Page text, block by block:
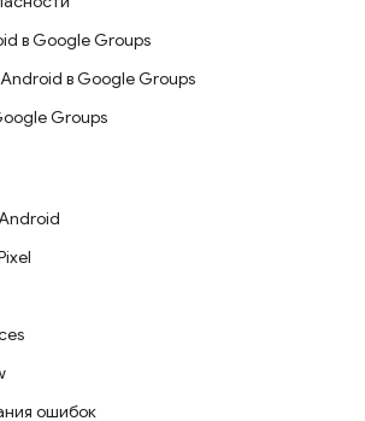
в Google Groups
в Google Groups
Groups
ошибок